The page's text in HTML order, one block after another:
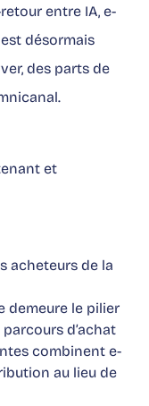
entre IA, e-
désormais
des parts de
et
acheteurs de la
demeure le pilier
d’achat
combinent e-
au lieu de